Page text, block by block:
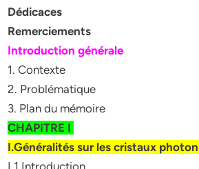
Dédicaces
Remerciements
Introduction générale
1. Contexte
2. Problématique
3. Plan du mémoire
CHAPITRE I
I.Généralités sur les cristaux
I.1 Introduction